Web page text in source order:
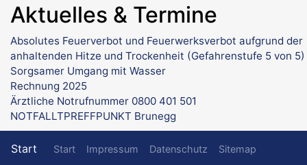
Aktuelles & Termine
Absolutes Feuerverbot und Feuerwerksverbot aufgrund der
anhaltenden Hitze und Trockenheit (Gefahrenstufe 5 von 5)
Sorgsamer Umgang mit Wasser
Rechnung 2025
Ärztliche Notrufnummer 0800 401 501
NOTFALLTPREFFPUNKT Brunegg
Fußzeilenmenü
Start Start Impressum Datenschutz Sitemap